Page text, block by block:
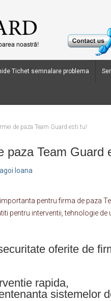
Tichet semnalare problema
de paza Team Guard esti tu!
paza Team Guard
Ioana
pentru firma de paza
pentru interventii, tehnologie de
oferite de
rapida,
sistemelor